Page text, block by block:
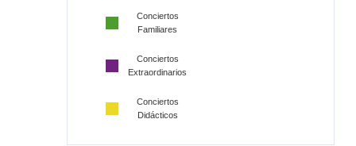
Conciertos
Familiares
Conciertos
Extraordinarios
Conciertos
Didácticos